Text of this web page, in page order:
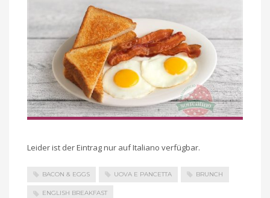
Leider ist der Eintrag nur auf Italiano verfügbar.
BACON & EGGS UOVA E PANCETTA BRUNCH
ENGLISH BREAKFAST